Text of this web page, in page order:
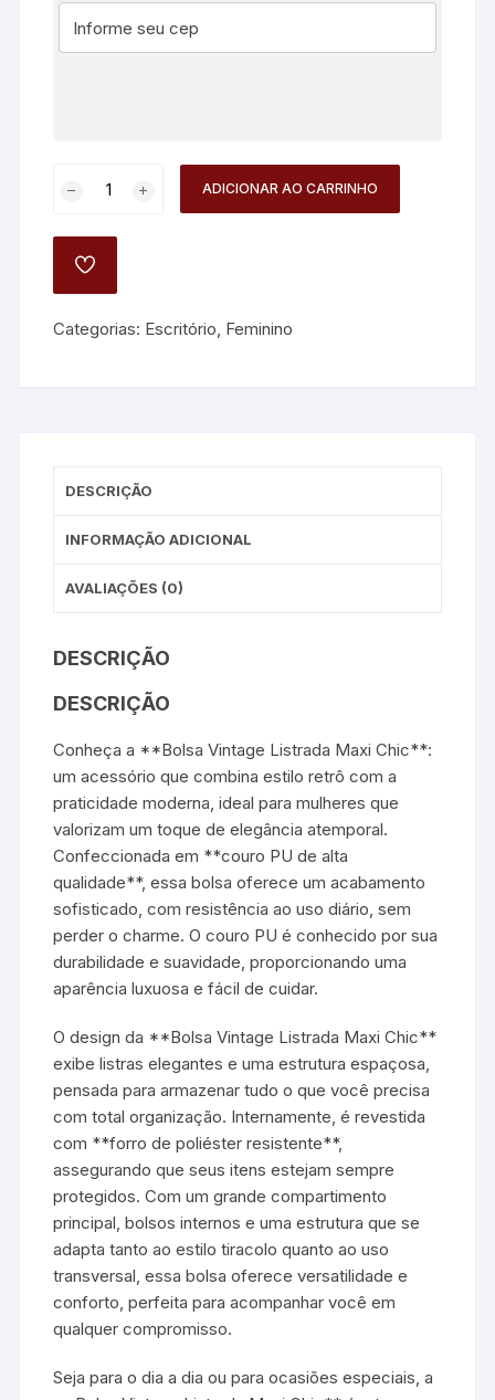
Feminina
Listrada
Maxi
quantidade
ADICIONAR AO CARRINHO
ADD
Categorias: Escritório, Feminino
DESCRIÇÃO
INFORMAÇÃO ADICIONAL
AVALIAÇÕES (0)
DESCRIÇÃO
DESCRIÇÃO
Conheça a **Bolsa Vintage Listrada Maxi Chic**:
um acessório que combina estilo retrô com a
praticidade moderna, ideal para mulheres que
valorizam um toque de elegância atemporal.
Confeccionada em **couro PU de alta
qualidade**, essa bolsa oferece um acabamento
sofisticado, com resistência ao uso diário, sem
perder o charme. O couro PU é conhecido por sua
durabilidade e suavidade, proporcionando uma
aparência luxuosa e fácil de cuidar.
O design da **Bolsa Vintage Listrada Maxi Chic**
exibe listras elegantes e uma estrutura espaçosa,
pensada para armazenar tudo o que você precisa
com total organização. Internamente, é revestida
com **forro de poliéster resistente**,
assegurando que seus itens estejam sempre
protegidos. Com um grande compartimento
principal, bolsos internos e uma estrutura que se
adapta tanto ao estilo tiracolo quanto ao uso
transversal, essa bolsa oferece versatilidade e
conforto, perfeita para acompanhar você em
qualquer compromisso.
Seja para o dia a dia ou para ocasiões especiais, a